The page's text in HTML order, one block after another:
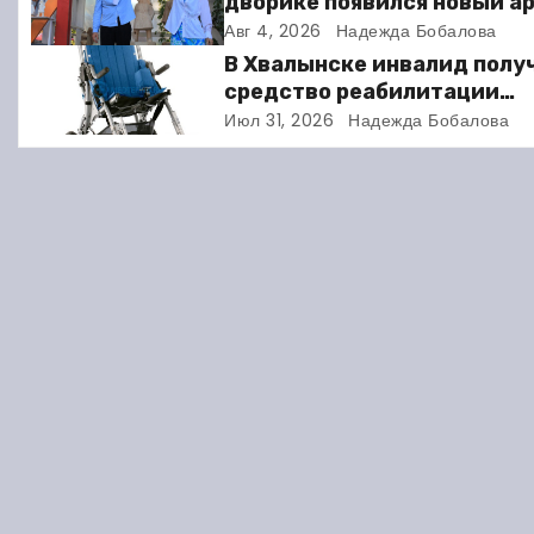
а
и
объект
Авг 4, 2026 Надежда Бобалова
В Хвалынске инвалид
средство реабилитации
только после суда
Июл 31, 2026 Надежда Бобалова